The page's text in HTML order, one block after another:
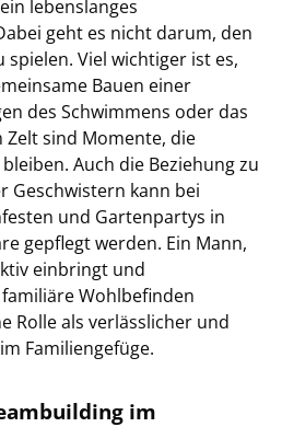
lebenslanges
geht es nicht darum, den
Viel wichtiger ist es,
Bauen einer
des Schwimmens oder das
sind Momente, die
Auch die Beziehung zu
Geschwistern kann bei
und Gartenpartys in
gepflegt werden. Ein Mann,
einbringt und
Wohlbefinden
Rolle als verlässlicher und
Familiengefüge.
im